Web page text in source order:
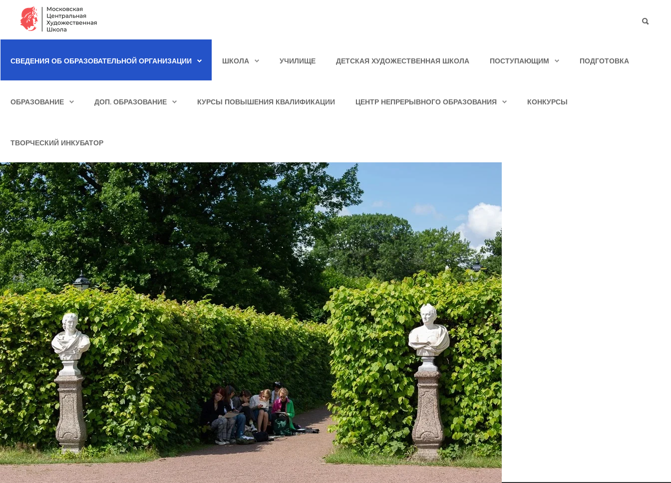
Образование
Доп. образование
Курсы повышения квалификации
Центр непрерывного образования
Конкурсы
Творческий инкубатор
ИСКАТЬ...
СВЕДЕНИЯ ОБ ОБРАЗОВАТЕЛЬНОЙ ОРГАНИЗАЦИИ ШКОЛА УЧИЛИЩЕ ДЕТСКАЯ ХУДОЖЕСТВЕННАЯ ШКОЛА ПОСТУПАЮЩИМ ПОДГОТОВКА
ОБРАЗОВАНИЕ ДОП. ОБРАЗОВАНИЕ КУРСЫ ПОВЫШЕНИЯ КВАЛИФИКАЦИИ ЦЕНТР НЕПРЕРЫВНОГО ОБРАЗОВАНИЯ КОНКУРСЫ
ТВОРЧЕСКИЙ ИНКУБАТОР